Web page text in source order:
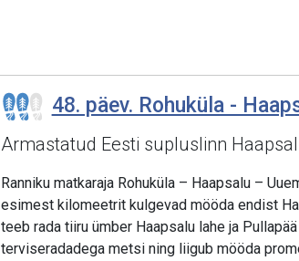
48. päev. Rohuküla -
Armastatud Eesti supluslinn
Ranniku matkaraja Rohuküla – Haapsalu –
esimest kilomeetrit kulgevad mööda endist
teeb rada tiiru ümber Haapsalu lahe ja
terviseradadega metsi ning liigub mööda